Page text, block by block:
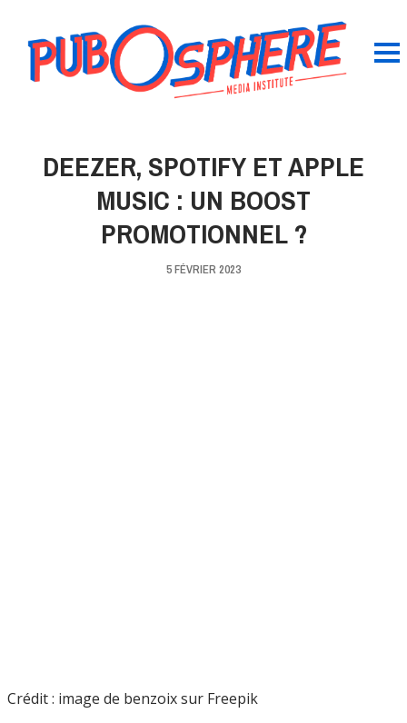
DEEZER, SPOTIFY ET APPLE
MUSIC : UN BOOST
PROMOTIONNEL ?
5 FÉVRIER 2023
Crédit : image de benzoix sur Freepik